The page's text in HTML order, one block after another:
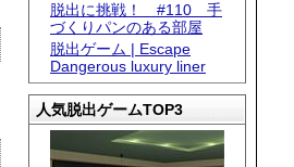
脱出に挑戦！ #110 手
づくりパンのある部屋
脱出ゲーム | Escape
Dangerous luxury liner
人気脱出ゲームTOP3